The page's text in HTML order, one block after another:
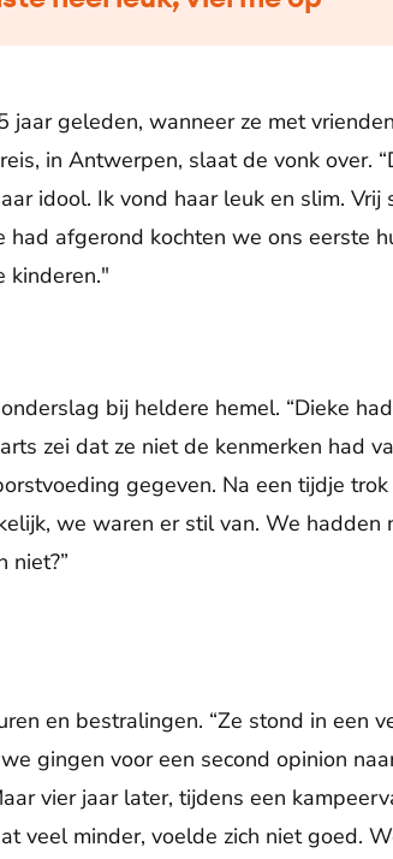
jaar geleden, wanneer ze met
in Antwerpen, slaat de vonk over.
idool. Ik vond haar leuk en slim.
afgerond kochten we ons eerste
kinderen."
bij heldere hemel. “Dieke
zei dat ze niet de kenmerken had
gegeven. Na een tijdje
we waren er stil van. We hadden
niet?”
en bestralingen. “Ze stond in een
gingen voor een second opinion
vier jaar later, tijdens een
veel minder, voelde zich niet goed.